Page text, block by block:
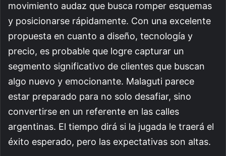
movimiento audaz que busca romper esquemas
y posicionarse rápidamente. Con una excelente
propuesta en cuanto a diseño, tecnología y
precio, es probable que logre capturar un
segmento significativo de clientes que buscan
algo nuevo y emocionante. Malaguti parece
estar preparado para no solo desafiar, sino
convertirse en un referente en las calles
argentinas. El tiempo dirá si la jugada le traerá el
éxito esperado, pero las expectativas son altas.